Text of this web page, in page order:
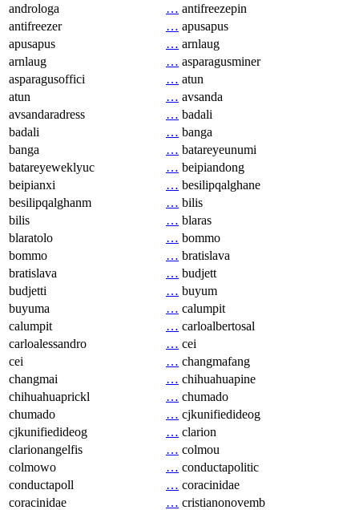
androloga
… antifreezepin
antifreezer
… apusapus
apusapus
… arnlaug
arnlaug
… asparagusminer
asparagusoffici
… atun
atun
… avsanda
avsandaradress
… badali
badali
… banga
banga
… batareyeunumi
batareyeweklyuc
… beipiandong
beipianxi
… besilipqalghane
besilipqalghanm
… bilis
bilis
… blaras
blaratolo
… bommo
bommo
… bratislava
bratislava
… budjett
budjetti
… buyum
buyuma
… calumpit
calumpit
… carloalbertosal
carloalessandro
… cei
cei
… changmafang
changmai
… chihuahuapine
chihuahuaprickl
… chumado
chumado
… cjkunifiedideog
cjkunifiedideog
… clarion
clarionangelfis
… colmou
colmowo
… conductapolitic
conductapoll
… coracinidae
coracinidae
… cristianonovemb